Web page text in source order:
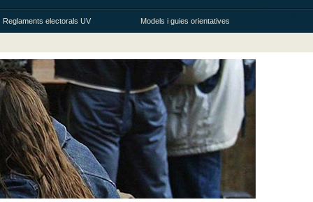
Reglaments electorals UV Models i guies orientatives